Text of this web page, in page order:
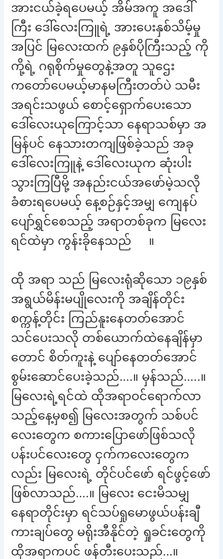
အားငယ်ခဲ့ရပေမယ့် အိမ်အကူ အဒေါ်
ကြီး ဒေါ်လေးကြူရဲ့ အားပေးနှစ်သိမ့်မှု
အပြင် မြလေးထက် ၉နှစ်ပိုကြီးသည့် ကို
ကို့ရဲ့ ဂရုစိုက်မှုတွေနဲ့အတူ သူဌေး
ကတော်ပေမယ့်မာနမကြီးတတ်ပဲ သမီး
အရင်းသဖွယ် စောင့်ရှောက်ပေးသော
ဒေါ်လေးယုကြောင့်သာ နေရာသစ်မှာ အ
မြန်ပင် နေသားတကျဖြစ်ခဲ့သည် အခု
ဒေါ်လေးကြူနဲ့ ဒေါ်လေးယုက ဆုံးပါး
သွားကြပြီမို့ အနည်းငယ်အဖော်မဲ့သလို
ခံစားရပေမယ့် နေ့စဉ်နှင့်အမျှ ကျေနပ်
ပျော်ရွှင်စေသည့် အရာတစ်ခုက မြလေး
ရင်ထဲမှာ ကွန်းခိုနေသည် ။
ထို အရာ သည် မြလေးရုံဆိုသော ၁၉နှစ်
အရွယ်မိန်းမပျိုလေးကို အချိန်တိုင်း
စက္ကန့်တိုင်း ကြည်နူးနေတတ်အောင်
သင်ပေးသလို တစ်ယောက်ထဲနေချိန်မှာ
တောင် စိတ်ကူးနဲ့ ပျော်နေတတ်အောင်
စွမ်းဆောင်ပေးခဲ့သည်….။ မှန်သည်…..။
မြလေးရဲ့ရင်ထဲ ထိုအရာဝင်ရောက်လာ
သည့်နေ့မှစ၍ မြလေးအတွက် သစ်ပင်
လေးတွေက စကားပြောဖော်ဖြစ်သလို
ပန်းပင်လေးတွေ ငှက်ကလေးတွေက
လည်း မြလေးရဲ့ တိုင်ပင်ဖော် ရင်ဖွင့်ဖော်
ဖြစ်လာသည်….။ မြလေး ငေးမိသမျှ
နေရာတိုင်းမှာ ရင်သပ်ရှုမောဖွယ်ပန်းချီ
ကားချပ်တွေ မရိုးအီနိုင်တဲ့ ရှုခင်းတွေကို
ထိုအရာကပင် ဖန်တီးပေးသည်…။